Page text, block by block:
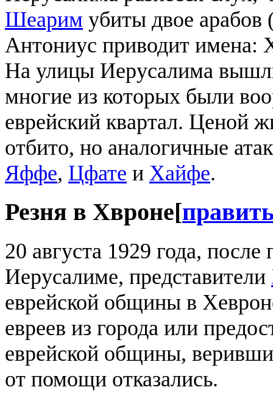
Шеарим убиты двое
Антониус приводит имена:
На улицы Иерусалима
многие из которых были
еврейский квартал. Ценой
отбито, но аналогичные
Яффе, Цфате и Хайфе.
Резня в Хвроне[
20 августа 1929 года,
Иерусалиме, представители
еврейской общины в
евреев из города или
еврейской общины,
от помощи отказались.